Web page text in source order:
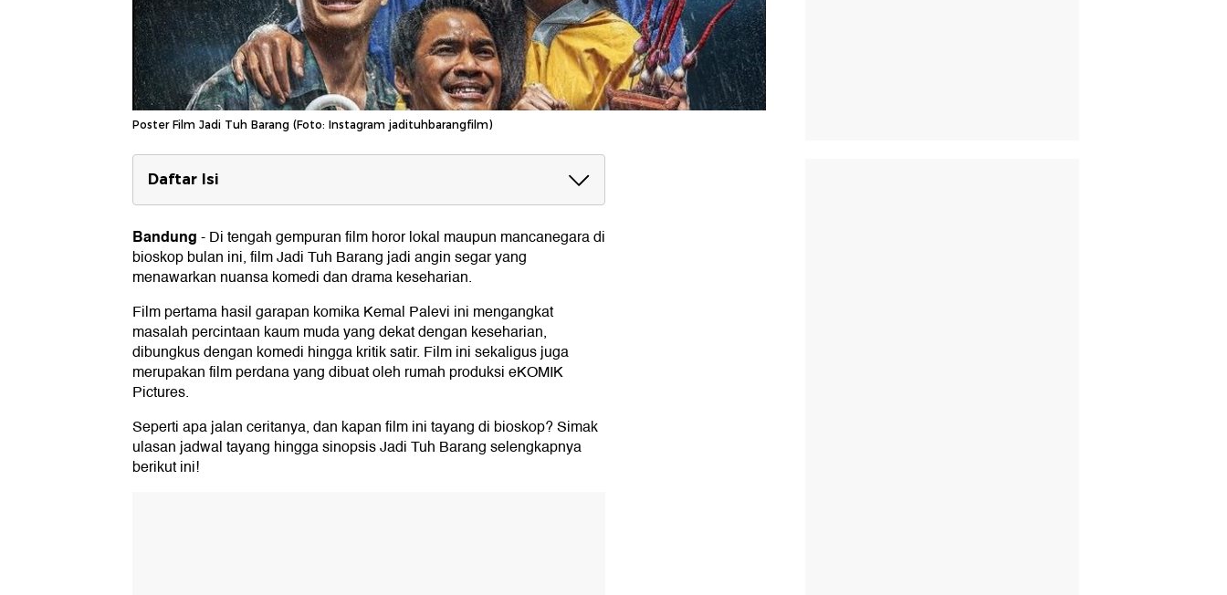
Poster Film Jadi Tuh Barang (Foto: Instagram jadituhbarangfilm)
Daftar Isi
Sinopsis Jadi Tuh Barang
Daftar Pemeran Film Jadi Tuh Barang
Fakta-fakta Menarik Film Jadi Tuh Barang
1. Film Perdana Kemal Palevi
2. Kolaborasi Para Komika
3. Transformasi Karakter Oki Rengga
Jadwal Tayang Film Jadi Tuh Barang
Bandung-Di tengah gempuran film horor lokal maupun mancanegara di
bioskop bulan ini, film Jadi Tuh Barang jadi angin segar yang
menawarkan nuansa komedi dan drama keseharian.
Film pertama hasil garapan komika Kemal Palevi ini mengangkat
masalah percintaan kaum muda yang dekat dengan keseharian,
dibungkus dengan komedi hingga kritik satir. Film ini sekaligus juga
merupakan film perdana yang dibuat oleh rumah produksi eKOMIK
Pictures.
Seperti apa jalan ceritanya, dan kapan film ini tayang di bioskop? Simak
ulasan jadwal tayang hingga sinopsis Jadi Tuh Barang selengkapnya
berikut ini!